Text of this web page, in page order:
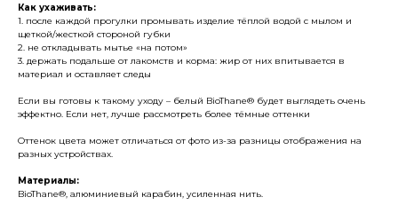
Как ухаживать:
1. после каждой прогулки промывать изделие тёплой водой с мылом и
щеткой/жесткой стороной губки
2. не откладывать мытье «на потом»
3. держать подальше от лакомств и корма: жир от них впитывается в
материал и оставляет следы
Если вы готовы к такому уходу – белый BioThane® будет выглядеть очень
эффектно. Если нет, лучше рассмотреть более тёмные оттенки
Оттенок цвета может отличаться от фото из-за разницы отображения на
разных устройствах.
Материалы:
BioThane®, алюминиевый карабин, усиленная нить.